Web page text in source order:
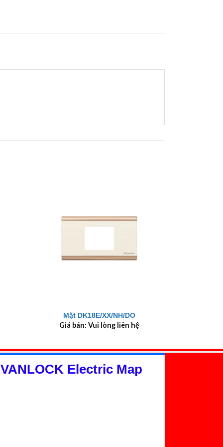
Mặt DK18E/XX/NH/DO
Giá bán: Vui lòng liên hệ
Electric Map